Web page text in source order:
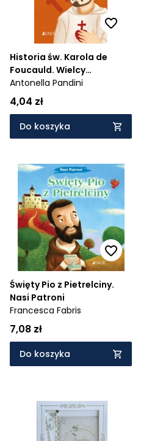
Historia św. Karola de
Foucauld. Wielcy
Przyjaciele Jezusa
Antonella Pandini
4,04 zł
Do koszyka
Święty Pio z Pietrelciny.
Nasi Patroni
Francesca Fabris
7,08 zł
Do koszyka